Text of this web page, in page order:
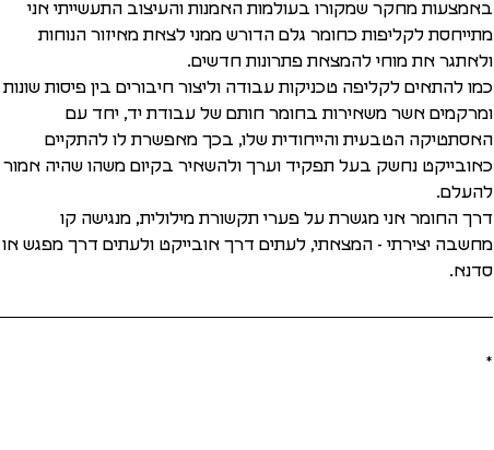
באמצעות מחקר שמקורו בעולמות האמנות והעיצוב התעשייתי אני
מתייחסת לקליפות כחומר גלם הדורש ממני לצאת מאיזור הנוחות
ולאתגר את מוחי להמצאת פתרונות חדשים.
כמו להתאים לקליפה טכניקות עבודה וליצור חיבורים בין פיסות שונות
ומרקמים אשר משאירות בחומר חותם של עבודת יד, יחד עם
האסתטיקה הטבעית והייחודית שלו, בכך מאפשרת לו להתקיים
כאובייקט נחשק בעל תפקיד וערך ולהשאיר בקיום משהו שהיה אמור
להעלם.
דרך החומר אני מגשרת על פערי תקשורת מילולית, מנגישה קו
מחשבה יצירתי - המצאתי, לעתים דרך אובייקט ולעתים דרך מפגש או
סדנא.
*